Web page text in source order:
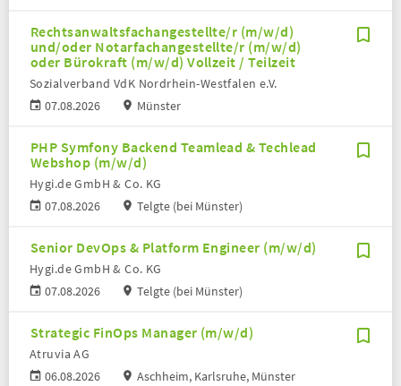
Rechtsanwaltsfachangestellte/r (m/w/d)
und/oder Notarfachangestellte/r (m/w/d)
oder Bürokraft (m/w/d) Vollzeit / Teilzeit
07.08.2026
Sozialverband VdK Nordrhein-Westfalen e.V.
Münster
PHP Symfony Backend Teamlead & Techlead
Webshop (m/w/d)
07.08.2026
Hygi.de GmbH & Co. KG
Telgte (bei Münster)
Senior DevOps & Platform Engineer (m/w/d)
07.08.2026
Hygi.de GmbH & Co. KG
Telgte (bei Münster)
Strategic FinOps Manager (m/w/d)
06.08.2026
Atruvia AG
Aschheim, Karlsruhe, Münster